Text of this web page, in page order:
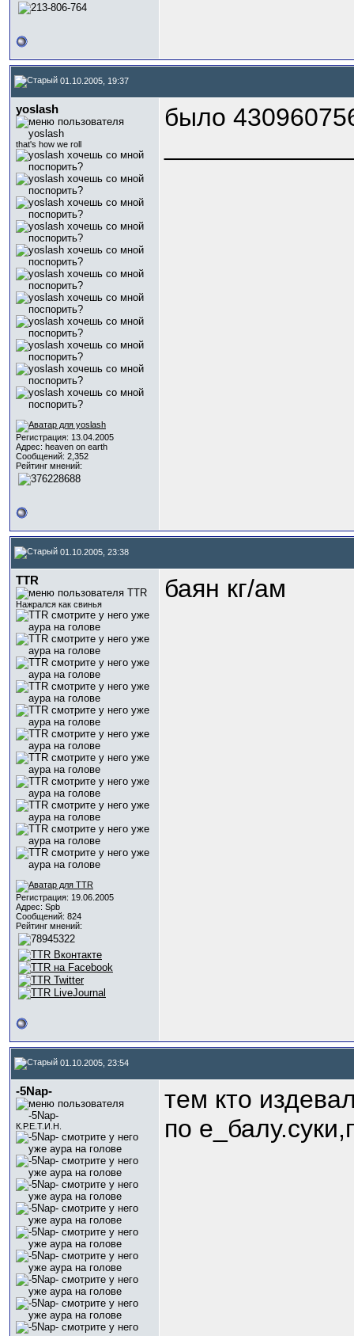
01.10.2005, 19:37
yoslash
that's how we roll
Регистрация: 13.04.2005
Адрес: heaven on earth
Сообщений: 2,352
Рейтинг мнений:
было
01.10.2005, 23:38
TTR
Нажрался как свинья
Регистрация: 19.06.2005
Адрес: Spb
Сообщений: 824
Рейтинг мнений:
баян кг/ам
01.10.2005, 23:54
-5Nap-
К.Р.Е.Т.И.Н.
тем кто
по